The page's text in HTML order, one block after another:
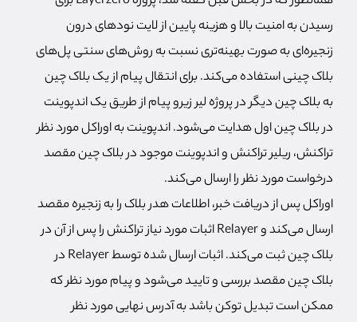
رسیدن به امنیت بالا و هزینه پایین از لایت نودهای درون
زنجیره‌ای به صورت بهینه‌تری نسبت به روش‌های سنتی پل‌های
بلاک چینی استفاده می‌کند. برای انتقال پیام از یک بلاک چین
به بلاک چین دیگر در پروژه لیر زیرو پیام از طریق یک اندپوینت
در بلاک چین اول هدایت می‌شود. اندپوینت به اوراکل مورد نظر
تراکنش، ریلیر تراکنش و اندپوینت موجود در بلاک چین مقصد
درخواست مورد نظر را ارسال می‌کند.
اوراکل پس از دریافت خبر، اطلاعات هدر بلاک را به زنجیره مقصد
ارسال می‌کند و Relayer اثبات مورد نیاز تراکنش را پس از آن در
بلاک چین ثبت می‌کند. اثبات ارسال شده توسط Relayer در
بلاک چین مقصد بررسی و تایید می‌شود و پیام مورد نظر که
ممکن است تبدیل توکن باشد به آدرس نهایی مورد نظر